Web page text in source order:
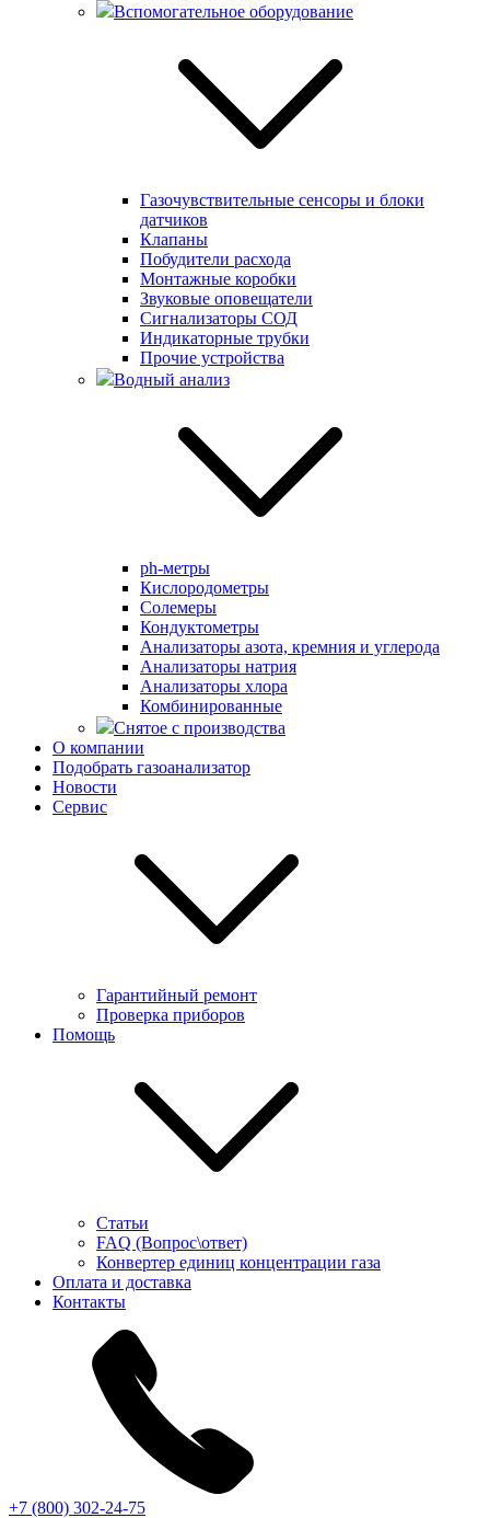
Вспомогательное оборудование
Газочувствительные сенсоры и блоки
датчиков
Клапаны
Побудители расхода
Монтажные коробки
Звуковые оповещатели
Сигнализаторы СОД
Индикаторные трубки
Прочие устройства
Водный анализ
ph-метры
Кислородометры
Солемеры
Кондуктометры
Анализаторы азота, кремния и углерода
Анализаторы натрия
Анализаторы хлора
Комбинированные
Снятое с производства
О компании
Подобрать газоанализатор
Новости
Сервис
Гарантийный ремонт
Проверка приборов
Помощь
Статьи
FAQ (Вопрос\ответ)
Конвертер единиц концентрации газа
Оплата и доставка
Контакты
+7 (800) 302-24-75